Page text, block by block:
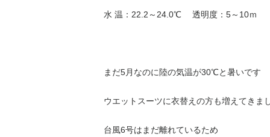
水 温：22.2～24.0℃ 透明度：5～10ｍ
まだ5月なのに陸の気温が30℃と暑いです
ウエットスーツに衣替えの方も増えてきま
台風6号はまだ離れているため